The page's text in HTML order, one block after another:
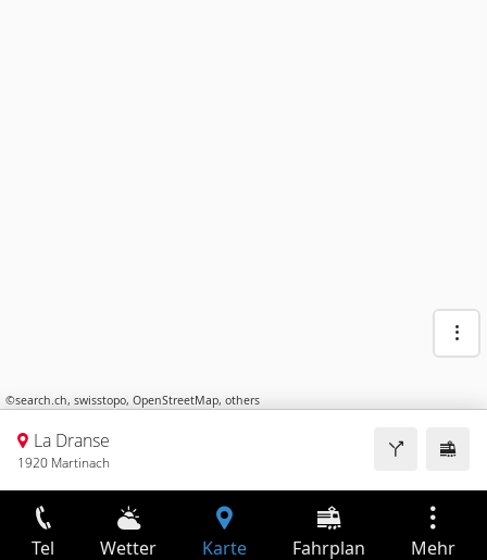
©search.ch, swisstopo, OpenStreetMap, others
La Dranse
1920 Martinach
Tel Wetter Karte Fahrplan Mehr